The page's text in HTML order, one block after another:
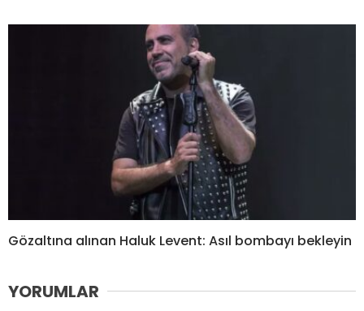
Gözaltına alınan Haluk Levent: Asıl bombayı bekleyin
YORUMLAR